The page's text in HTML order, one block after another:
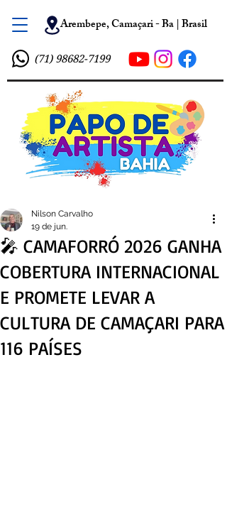
Arembepe, Camaçari - Ba | Brasil
(71) 98682-7199
🎤 CAMAFORRÓ 2026 GANHA
COBERTURA INTERNACIONAL
E PROMETE LEVAR A
CULTURA DE CAMAÇARI PARA
116 PAÍSES
Nilson Carvalho
19 de jun.